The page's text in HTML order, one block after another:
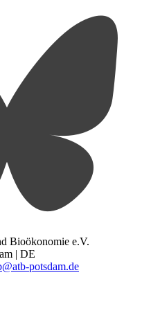
Bioökonomie e.V.
| DE
atb-potsdam.de